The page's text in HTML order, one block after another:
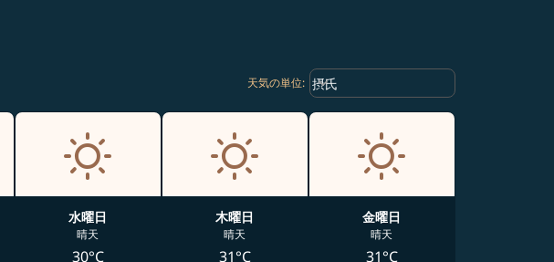
天気の単位: Weather unit option 摂氏 Selected
摂氏
keyboard_arrow_down
水曜日
晴天
30°C
木曜日
晴天
31°C
金曜日
晴天
31°C